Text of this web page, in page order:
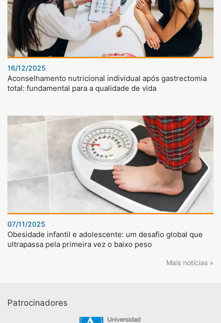
16/12/2025
Aconselhamento nutricional individual após gastrectomia
total: fundamental para a qualidade de vida
07/11/2025
Obesidade infantil e adolescente: um desafio global que
ultrapassa pela primeira vez o baixo peso
Mais notícias »
Patrocinadores